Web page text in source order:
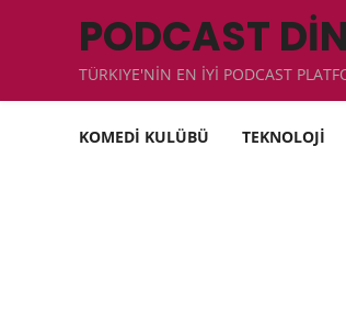
PODCAST
TÜRKIYE'NİN EN İYİ PODCAST
KOMEDİ KULÜBÜ TEKNOLOJİ